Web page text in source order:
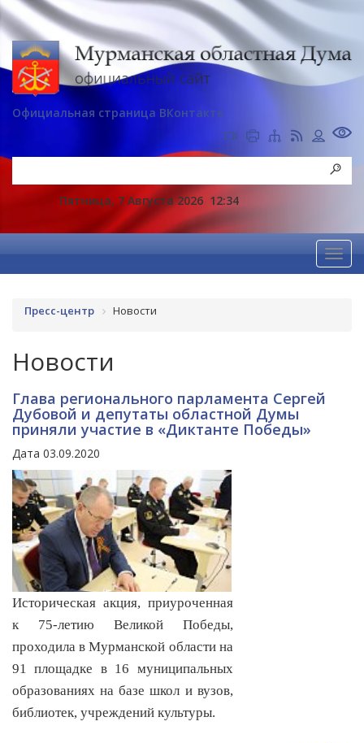
Официальная страница ВКонтакте
Пятница, 7 Августа 2026 12:34
Пресс-центр Новости
Новости
Глава регионального парламента Сергей
Дубовой и депутаты областной Думы
приняли участие в «Диктанте Победы»
Дата 03.09.2020
Историческая акция, приуроченная
к 75-летию Великой Победы,
проходила в Мурманской области на
91 площадке в 16 муниципальных
образованиях на базе школ и вузов,
библиотек, учреждений культуры.